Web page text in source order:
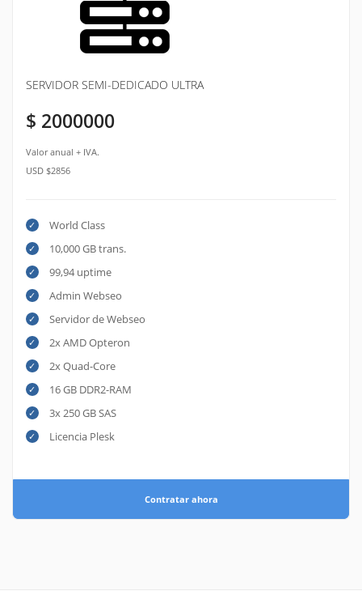
SERVIDOR SEMI-DEDICADO ULTRA
$ 2000000
Valor anual + IVA.
USD $2856
World Class
10,000 GB trans.
99,94 uptime
Admin Webseo
Servidor de Webseo
2x AMD Opteron
2x Quad-Core
16 GB DDR2-RAM
3x 250 GB SAS
Licencia Plesk
Contratar ahora